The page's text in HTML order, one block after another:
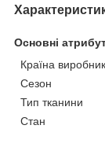
Основні
Країна виробник
Сезон
Тип тканини
Стан